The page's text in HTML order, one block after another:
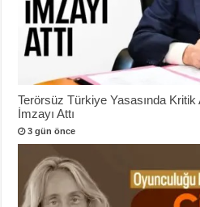
Terörsüz Türkiye Yasasında
İmzayı Attı
3 gün önce